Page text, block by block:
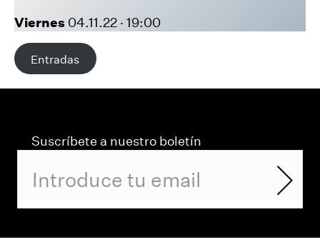
Viernes 04.11.22 · 19:00
Entradas
Suscríbete a nuestro boletín